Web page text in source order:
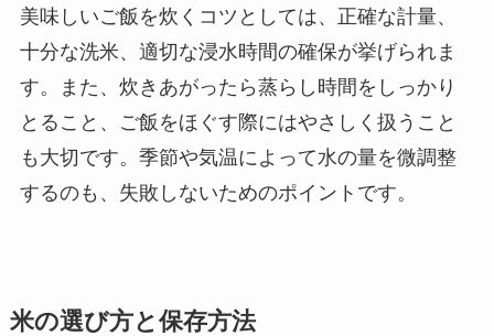
美味しいご飯を炊くコツとしては、正確な計量、
十分な洗米、適切な浸水時間の確保が挙げられま
す。また、炊きあがったら蒸らし時間をしっかり
とること、ご飯をほぐす際にはやさしく扱うこと
も大切です。季節や気温によって水の量を微調整
するのも、失敗しないためのポイントです。
米の選び方と保存方法